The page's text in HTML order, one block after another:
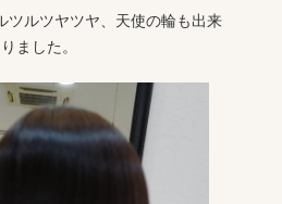
ツルツヤツヤ、天使の輪も出来
ました。